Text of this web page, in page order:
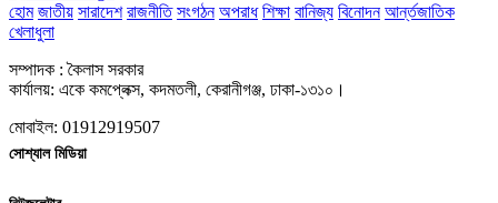
হোম জাতীয় সারাদেশ রাজনীতি সংগঠন অপরাধ শিক্ষা বানিজ্য বিনোদন আর্ন্তজাতিক
খেলাধুলা
সম্পাদক : কৈলাস সরকার
কার্যালয়: একে কমপ্লেক্স, কদমতলী, কেরানীগঞ্জ, ঢাকা-১৩১০।
মোবাইল: 01912919507
সোশ্যাল মিডিয়া